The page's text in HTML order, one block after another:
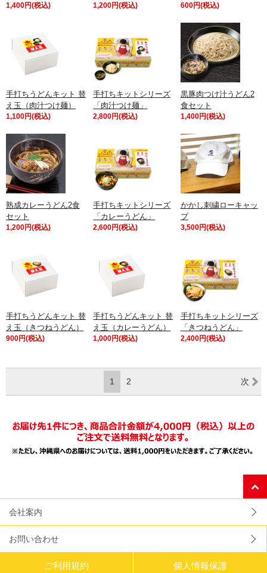
1,400円(税込) 1,200円(税込) 600円(税込)
手打ちうどんキット 替
え玉（肉汁つけ麺）
1,100円(税込)
手打ちキットシリーズ
「肉汁つけ麺」
2,800円(税込)
黒豚肉つけ汁うどん2
食セット
1,400円(税込)
熟成カレーうどん2食
セット
1,200円(税込)
手打ちキットシリーズ
「カレーうどん」
2,600円(税込)
かかし刺繍ローキャッ
プ
3,500円(税込)
手打ちうどんキット 替
え玉（きつねうどん）
900円(税込)
手打ちうどんキット 替
え玉（カレーうどん）
1,000円(税込)
手打ちキットシリーズ
「きつねうどん」
2,400円(税込)
1 2 次
会社案内
お問い合わせ
ご利用規約 個人情報保護